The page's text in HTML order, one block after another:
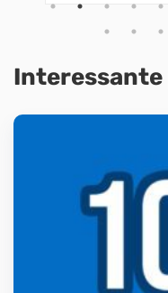
Interessante